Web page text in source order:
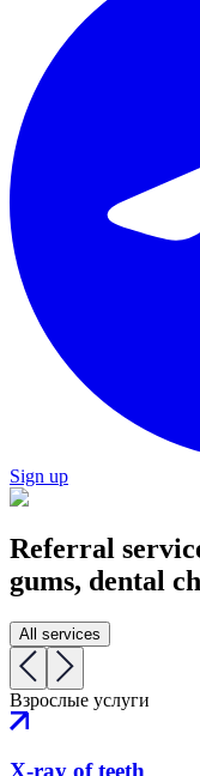
Sign up
Referral
gums, dental
All services
Взрослые услуги
X-ray of teeth